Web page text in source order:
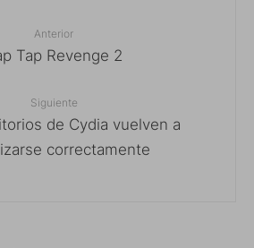
Anterior
Tap Revenge 2
Siguiente
de Cydia vuelven a
correctamente